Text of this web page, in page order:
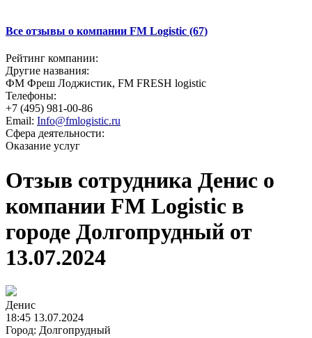
Все отзывы о компании FM Logistic (67)
Рейтинг компании:
Другие названия:
ФМ Фреш Лоджистик, FM FRESH logistic
Телефоны:
+7 (495) 981-00-86
Email: Info@fmlogistic.ru
Сфера деятельности:
Оказание услуг
Отзыв сотрудника Денис о
компании FM Logistic в
городе Долгопрудный от
13.07.2024
Денис
18:45 13.07.2024
Город: Долгопрудный